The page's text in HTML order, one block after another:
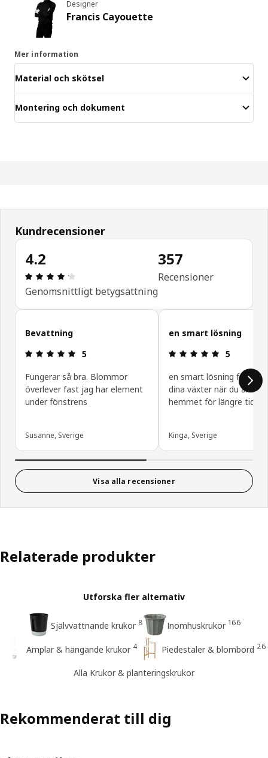
Designer
Francis Cayouette
Mer information
Material och skötsel
Montering och dokument
Kundrecensioner
4.2
Recension: 4.2 utav 5 stjärnor. Totalt antal
Genomsnittligt betygsättning
357
Recensioner
Hoppa över
Bevattning
Recension: 5 utav 5 stjärnor.
5
Fungerar så bra. Blommor
överlever fast jag har element
under fönstrens
Susanne, Sverige
en smart lösning
5
en smart lösning för att
dina växter när du är
hemmet för längre tid
Kinga, Sverige
Visa alla recensioner
Relaterade produkter
Utforska fler alternativ
Självvattnande krukor 8 Inomhuskrukor 166
Amplar & hängande krukor 4 Piedestaler & blombord 26
Alla Krukor & planteringskrukor
Rekommenderat till dig